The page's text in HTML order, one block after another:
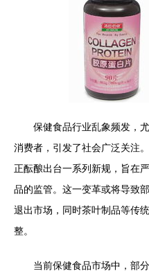
保健食品行业乱象频发，
消费者，引发了社会广泛关注
正酝酿出台一系列新规，旨在
品的监管。这一变革或将导致
退出市场，同时茶叶制品等传
整。
当前保健食品市场中，部